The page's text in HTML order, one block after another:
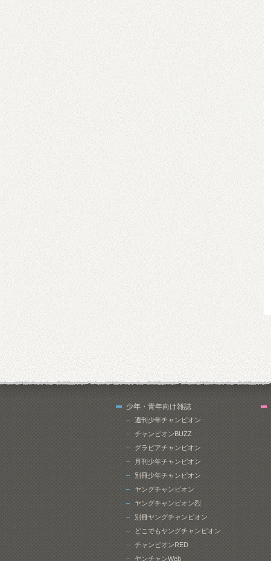
少年・青年向け雑誌
週刊少年チャンピオン
チャンピオンBUZZ
グラビアチャンピオン
月刊少年チャンピオン
別冊少年チャンピオン
ヤングチャンピオン
ヤングチャンピオン烈
別冊ヤングチャンピオン
どこでもヤングチャンピオン
チャンピオンRED
ヤンチャンWeb